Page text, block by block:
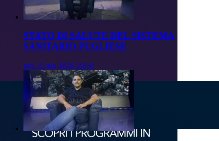
STATO DI SALUTE DEL SISTEMA
SANITARIO PUGLIESE
gio, 25 giu 2026 20:50